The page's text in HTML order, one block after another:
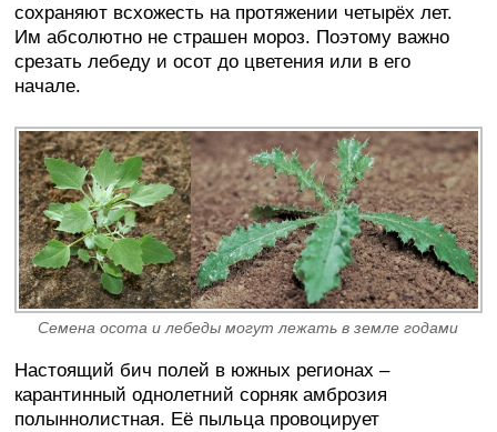
сохраняют всхожесть на протяжении четырёх лет.
Им абсолютно не страшен мороз. Поэтому важно
срезать лебеду и осот до цветения или в его
начале.
Семена осота и лебеды могут лежать в земле годами
Настоящий бич полей в южных регионах –
карантинный однолетний сорняк амброзия
полыннолистная. Её пыльца провоцирует